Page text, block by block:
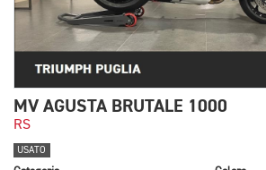
MV AGUSTA BRUTALE 1000
RS
USATO